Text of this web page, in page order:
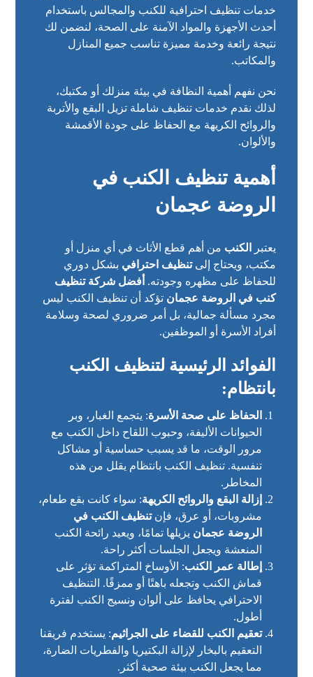
خدمات تنظيف احترافية للكنب والمجالس باستخدام
أحدث الأجهزة والمواد الآمنة على الصحة، لنضمن لك
نتيجة رائعة وخدمة مميزة تناسب جميع المنازل
والمكاتب.
نحن نفهم أهمية النظافة في بيئة منزلك أو مكتبك،
لذلك نقدم خدمات تنظيف شاملة تزيل البقع والأتربة
والروائح الكريهة مع الحفاظ على جودة الأقمشة
والألوان.
أهمية تنظيف الكنب في
الروضة عجمان
يعتبر الكنب من أهم قطع الأثاث في أي منزل أو
مكتب، ويحتاج إلىتنظيف احترافي بشكل دوري
للحفاظ على مظهره وجودته. أفضل شركة تنظيف
كنب في الروضة عجمان تؤكد أن تنظيف الكنب ليس
مجرد مسألة جمالية، بل أمر ضروري لصحة وسلامة
أفراد الأسرة أو الموظفين.
الفوائد الرئيسية لتنظيف الكنب
بانتظام:
الحفاظ على صحة الأسرة: يتجمع الغبار، وبر
الحيوانات الأليفة، وحبوب اللقاح داخل الكنب مع
مرور الوقت، ما قد يسبب حساسية أو مشاكل
تنفسية. تنظيف الكنب بانتظام يقلل من هذه
المخاطر.
إزالة البقع والروائح الكريهة: سواء كانت بقع طعام،
مشروبات، أو عرق، فإنتنظيف الكنب في
الروضة عجمان يزيلها تمامًا، ويعيد رائحة الكنب
المنعشة ويجعل الجلسات أكثر راحة.
إطالة عمر الكنب: الأوساخ المتراكمة تؤثر على
قماش الكنب وتجعله باهتًا أو ممزقًا. التنظيف
الاحترافي يحافظ على ألوان ونسيج الكنب لفترة
أطول.
تعقيم الكنب للقضاء على الجراثيم: يستخدم فريقنا
التعقيم بالبخار لإزالة البكتيريا والفطريات الضارة،
مما يجعل الكنب بيئة صحية أكثر.